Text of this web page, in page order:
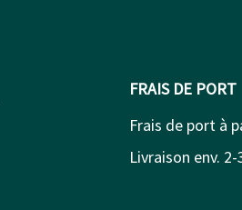
FRAIS DE PORT
Frais de port à
Livraison env.